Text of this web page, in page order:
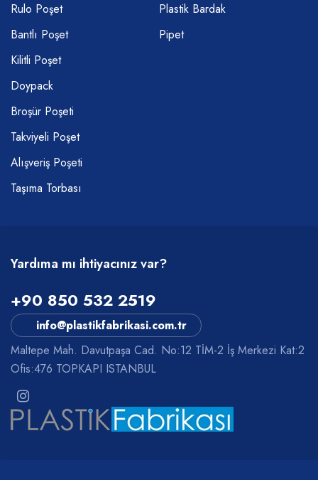
Rulo Poşet
Bantlı Poşet
Kilitli Poşet
Doypack
Broşür Poşeti
Takviyeli Poşet
Alışveriş Poşeti
Taşıma Torbası
Plastik Bardak
Pipet
Yardıma mı ihtiyacınız var?
+90 850 532 2519
info@plastikfabrikasi.com.tr
Maltepe Mah. Davutpaşa Cad. No:12 TİM-2 İş Merkezi Kat:2
Ofis:476 TOPKAPI ISTANBUL